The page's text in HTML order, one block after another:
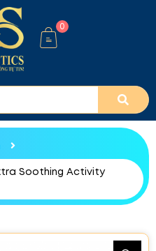
0
Soothing Activity